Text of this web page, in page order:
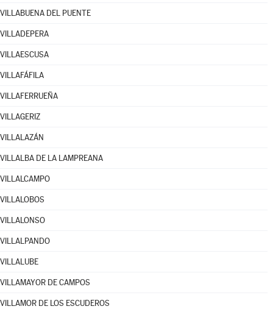
VILLABUENA DEL PUENTE
VILLADEPERA
VILLAESCUSA
VILLAFÁFILA
VILLAFERRUEÑA
VILLAGERIZ
VILLALAZÁN
VILLALBA DE LA LAMPREANA
VILLALCAMPO
VILLALOBOS
VILLALONSO
VILLALPANDO
VILLALUBE
VILLAMAYOR DE CAMPOS
VILLAMOR DE LOS ESCUDEROS